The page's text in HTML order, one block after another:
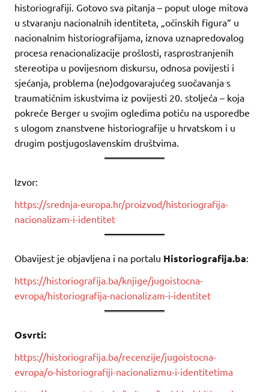
historiografiji. Gotovo sva pitanja – poput uloge mitova
u stvaranju nacionalnih identiteta, „očinskih figura“ u
nacionalnim historiografijama, iznova uznapredovalog
procesa renacionalizacije prošlosti, rasprostranjenih
stereotipa u povijesnom diskursu, odnosa povijesti i
sjećanja, problema (ne)odgovarajućeg suočavanja s
traumatičnim iskustvima iz povijesti 20. stoljeća – koja
pokreće Berger u svojim ogledima potiču na usporedbe
s ulogom znanstvene historiografije u hrvatskom i u
drugim postjugoslavenskim društvima.
Izvor:
https://srednja-europa.hr/proizvod/historiografija-
nacionalizam-i-identitet
Obavijest je objavljena i na portalu Historiografija.ba:
https://historiografija.ba/knjige/jugoistocna-
evropa/historiografija-nacionalizam-i-identitet
Osvrti:
https://historiografija.ba/recenzije/jugoistocna-
evropa/o-historiografiji-nacionalizmu-i-identitetima